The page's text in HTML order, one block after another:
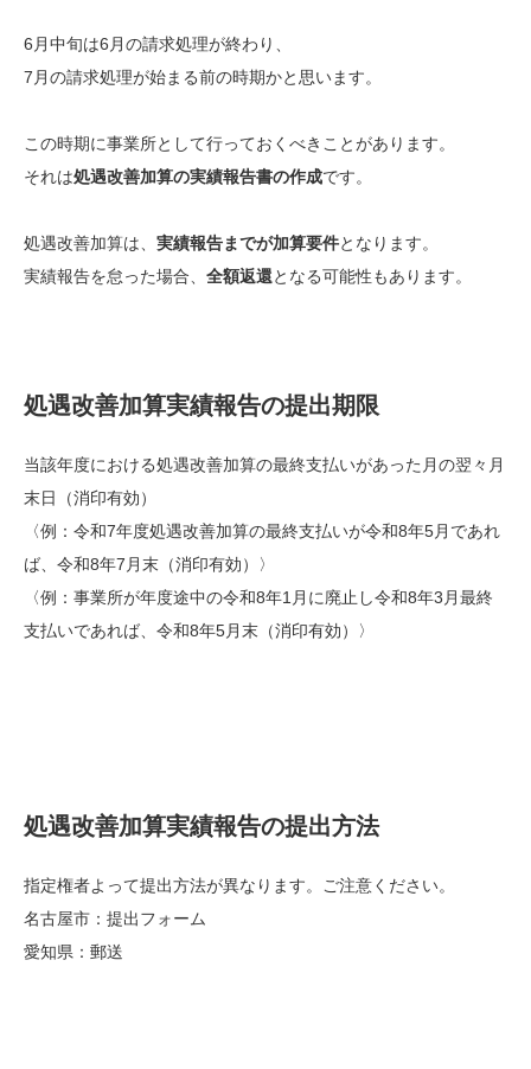
6月中旬は6月の請求処理が終わり、
7月の請求処理が始まる前の時期かと思います。
この時期に事業所として行っておくべきことがあります。
それは処遇改善加算の実績報告書の作成です。
処遇改善加算は、 実績報告までが加算要件となります。
実績報告を怠った場合、 全額返還となる可能性もあります。
処遇改善加算実績報告の提出期限
当該年度における処遇改善加算の最終支払いがあった月の翌々月
末日（消印有効）
〈例：令和7年度処遇改善加算の最終支払いが令和8年5月であれ
ば、令和8年7月末（消印有効）〉
〈例：事業所が年度途中の令和8年1月に廃止し令和8年3月最終
支払いであれば、令和8年5月末（消印有効）〉
処遇改善加算実績報告の提出方法
指定権者よって提出方法が異なります。ご注意ください。
名古屋市：提出フォーム
愛知県：郵送